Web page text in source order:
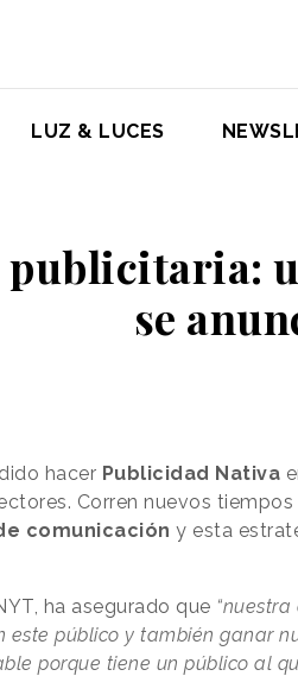
LUZ & LUCES
publicitaria:
se
hacer Publicidad Nativa
Corren nuevos
comunicación y esta
ha asegurado que
este público y también ganar
porque tiene un público al